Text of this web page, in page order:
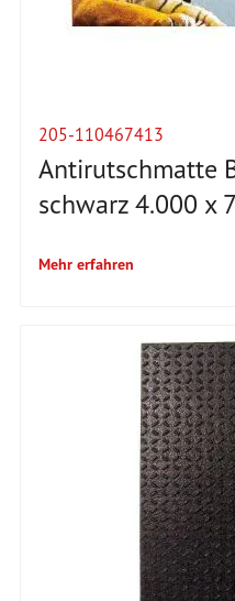
205-110467413
Antirutschmatte
schwarz 4.000 x
Mehr erfahren